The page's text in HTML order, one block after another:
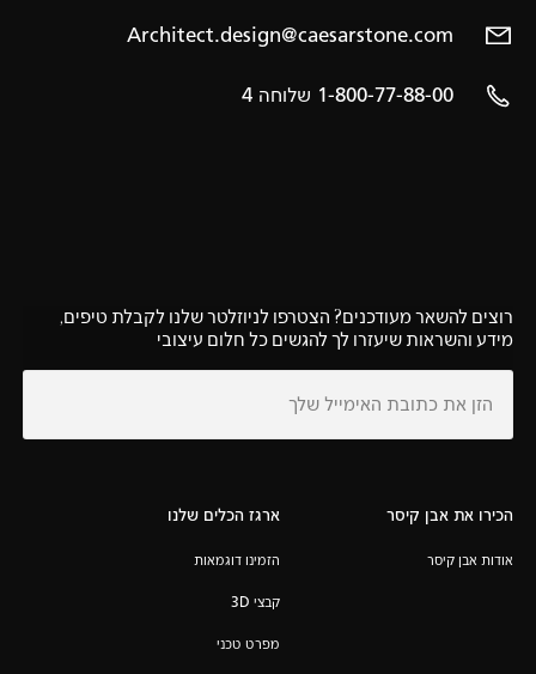
Architect.design@caesarstone.com
1-800-77-88-00 שלוחה 4
רוצים להשאר מעודכנים? הצטרפו לניוזלטר שלנו לקבלת טיפים,
מידע והשראות שיעזרו לך להגשים כל חלום עיצובי
הכירו את אבן קיסר
אודות אבן קיסר
ארגז הכלים שלנו
הזמינו דוגמאות
קבצי 3D
מפרט טכני